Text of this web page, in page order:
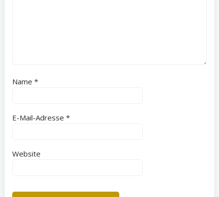
Name *
E-Mail-Adresse *
Website